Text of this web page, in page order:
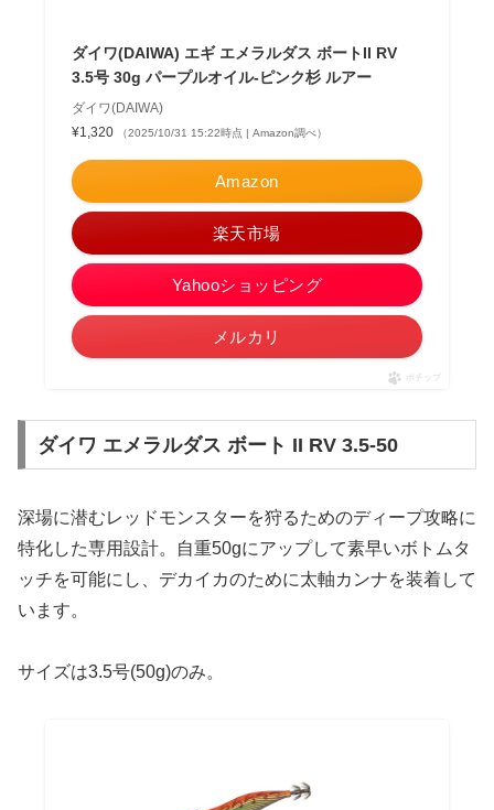
ダイワ(DAIWA) エギ エメラルダス ボートII RV
3.5号 30g パープルオイル-ピンク杉 ルアー
ダイワ(DAIWA)
¥1,320
（2025/10/31 15:22時点 | Amazon調べ）
Amazon
楽天市場
Yahooショッピング
メルカリ
ポチップ
ダイワ エメラルダス ボート II RV 3.5-50
深場に潜むレッドモンスターを狩るためのディープ攻略に
特化した専用設計。自重50gにアップして素早いボトムタ
ッチを可能にし、デカイカのために太軸カンナを装着して
います。
サイズは3.5号(50g)のみ。